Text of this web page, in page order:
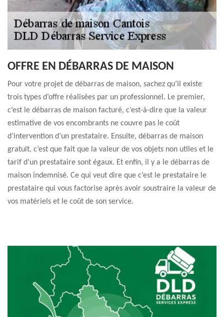
OFFRE EN DÉBARRAS DE MAISON
Pour votre projet de débarras de maison, sachez qu’il existe
trois types d’offre réalisées par un professionnel. Le premier,
c’est le débarras de maison facturé, c’est-à-dire que la valeur
estimative de vos encombrants ne couvre pas le coût
d’intervention d’un prestataire. Ensuite, débarras de maison
gratuit, c’est que fait que la valeur de vos objets non utiles et le
tarif d’un prestataire sont égaux. Et enfin, il y a le débarras de
maison indemnisé. Ce qui veut dire que c’est le prestataire le
prestataire qui vous factorise après avoir soustraire la valeur de
vos matériels et le coût de son service.